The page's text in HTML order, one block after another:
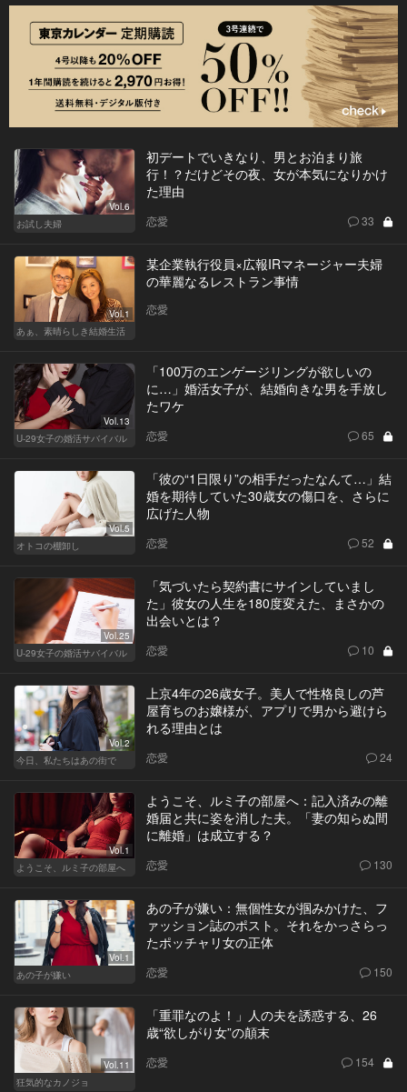
Vol.6
お試し夫婦
初デートでいきなり、男とお泊まり旅
行！？だけどその夜、女が本気になりかけ
た理由
恋愛 33
Vol.1
あぁ、素晴らしき結婚生活
某企業執行役員×広報IRマネージャー夫婦
の華麗なるレストラン事情
恋愛
Vol.13
U-29女子の婚活サバイバル
「100万のエンゲージリングが欲しいの
に…」婚活女子が、結婚向きな男を手放し
たワケ
恋愛 65
Vol.5
オトコの棚卸し
「彼の“1日限り”の相手だったなんて…」結
婚を期待していた30歳女の傷口を、さらに
広げた人物
恋愛 52
Vol.25
U-29女子の婚活サバイバル
「気づいたら契約書にサインしていまし
た」彼女の人生を180度変えた、まさかの
出会いとは？
恋愛 10
Vol.2
今日、私たちはあの街で
上京4年の26歳女子。美人で性格良しの芦
屋育ちのお嬢様が、アプリで男から避けら
れる理由とは
恋愛 24
Vol.1
ようこそ、ルミ子の部屋へ
ようこそ、ルミ子の部屋へ：記入済みの離
婚届と共に姿を消した夫。「妻の知らぬ間
に離婚」は成立する？
恋愛 130
Vol.1
あの子が嫌い
あの子が嫌い：無個性女が掴みかけた、フ
ァッション誌のポスト。それをかっさらっ
たポッチャリ女の正体
恋愛 150
Vol.11
狂気的なカノジョ
「重罪なのよ！」人の夫を誘惑する、26
歳“欲しがり女”の顛末
恋愛 154